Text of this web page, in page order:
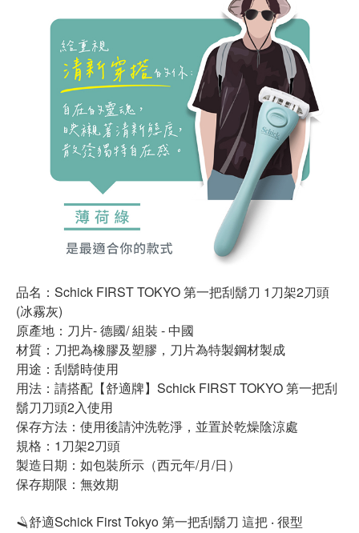
品名：Schick FIRST TOKYO 第一把刮鬍刀 1刀架2刀頭
(冰霧灰)
原產地：刀片- 德國/ 組裝 - 中國
材質：刀把為橡膠及塑膠，刀片為特製鋼材製成
用途：刮鬍時使用
用法：請搭配【舒適牌】Schick FIRST TOKYO 第一把刮
鬍刀刀頭2入使用
保存方法：使用後請沖洗乾淨，並置於乾燥陰涼處
規格：1刀架2刀頭
製造日期：如包裝所示（西元年/月/日）
保存期限：無效期
🪒舒適Schick First Tokyo 第一把刮鬍刀 這把 ‧ 很型